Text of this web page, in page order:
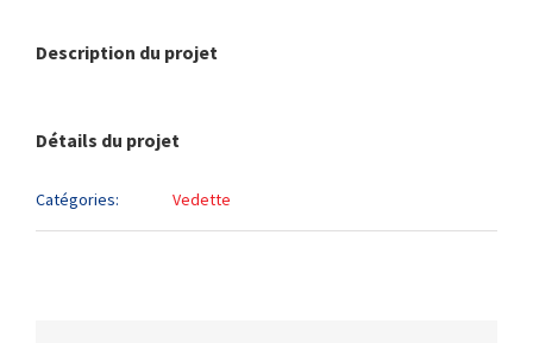
Description du projet
Détails du projet
Catégories: Vedette